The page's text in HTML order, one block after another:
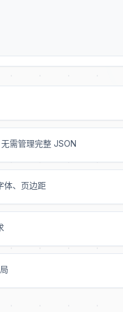
需管理完整 JSON
体、页边距